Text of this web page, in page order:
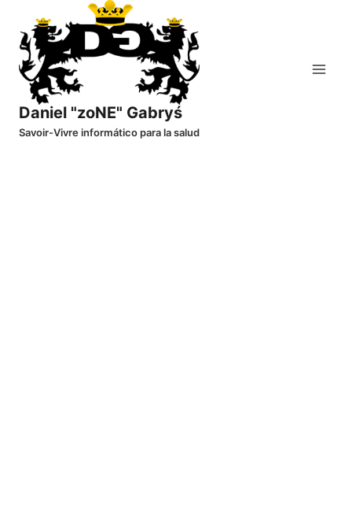
contenido
Daniel "zoNE" Gabryś
Savoir-Vivre informático para la salud